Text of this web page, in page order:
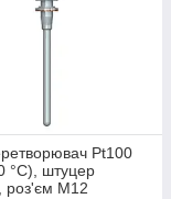
Pt100
°C), штуцер
роз'єм M12